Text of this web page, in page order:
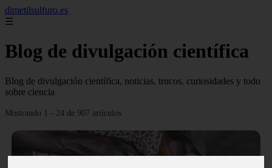
dimetilsulfuro.es
☰
Blog de divulgación científica
Blog de divulgación científica, noticias, trucos, curiosidades y todo
sobre ciencia
Mostrando 1 - 24 de 907 artículos